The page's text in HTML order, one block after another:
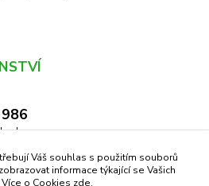
Váš souhlas s použitím souborů
informace týkající se Vašich
Více o Cookies zde.